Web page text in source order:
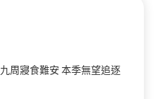
周寢食難安 本季無望追逐